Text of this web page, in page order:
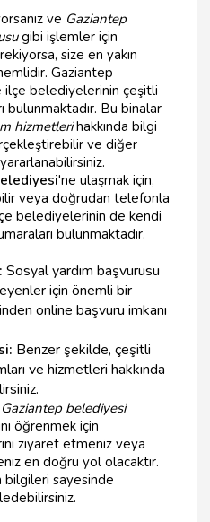
ve Gaziantep
gibi işlemler için
size en yakın
Gaziantep
belediyelerinin çeşitli
bulunmaktadır. Bu binalar
hizmetlerihakkında bilgi
ve diğer
'ne ulaşmak için,
veya doğrudan telefonla
belediyelerinin de kendi
bulunmaktadır.
Sosyal yardım başvurusu
için önemli bir
online başvuru imkanı
Benzer şekilde, çeşitli
ve hizmetleri hakkında
Gaziantep belediyesi
öğrenmek için
ziyaret etmeniz veya
en doğru yol olacaktır.
bilgileri sayesinde